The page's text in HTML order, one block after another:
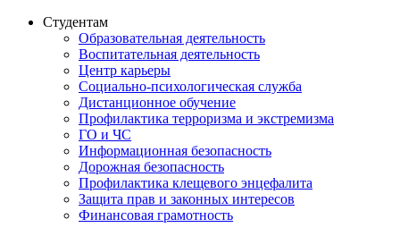
Студентам
Образовательная деятельность
Воспитательная деятельность
Центр карьеры
Социально-психологическая служба
Дистанционное обучение
Профилактика терроризма и экстремизма
ГО и ЧС
Информационная безопасность
Дорожная безопасность
Профилактика клещевого энцефалита
Защита прав и законных интересов
Финансовая грамотность